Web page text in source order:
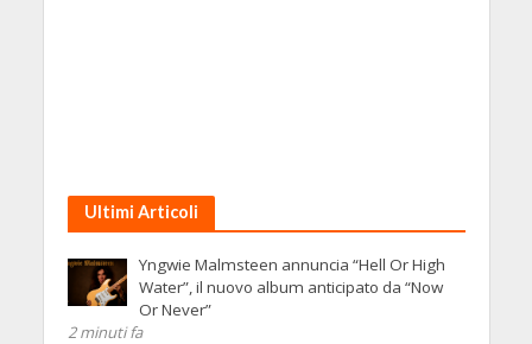
Ultimi Articoli
Yngwie Malmsteen annuncia “Hell Or High
Water”, il nuovo album anticipato da “Now
Or Never”
2 minuti fa